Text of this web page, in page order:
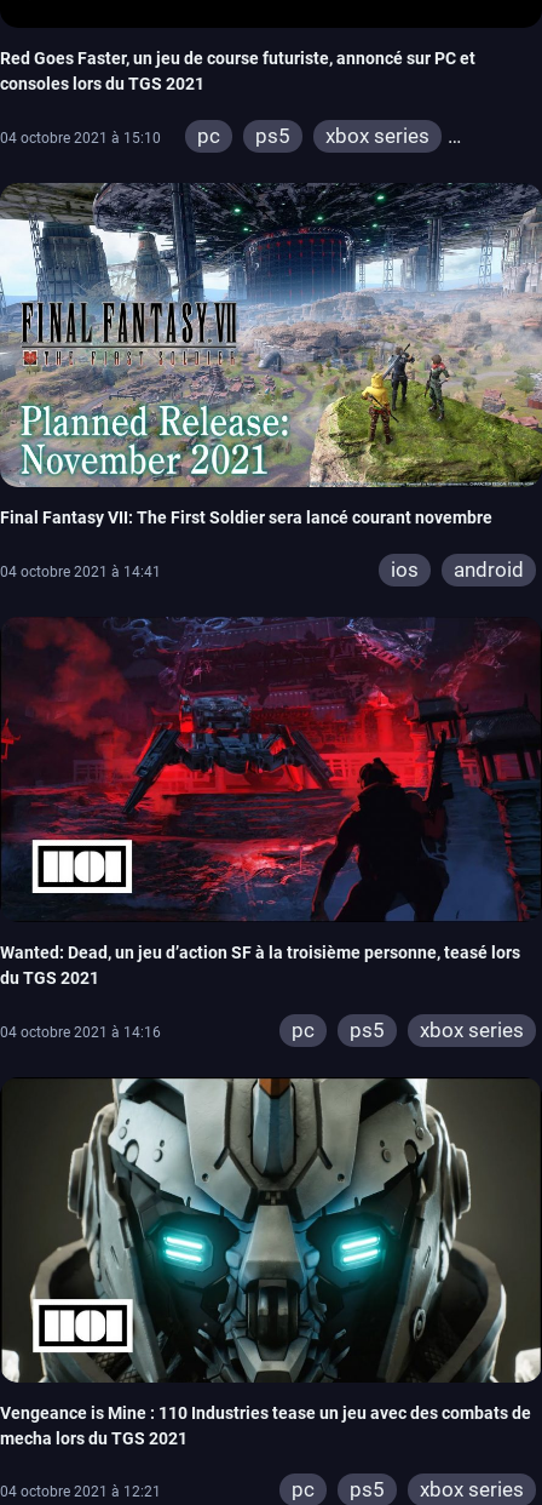
Red Goes Faster, un jeu de course futuriste, annoncé sur PC et
consoles lors du TGS 2021
04 octobre 2021 à 15:10 pc ps5
xbox series
Final Fantasy VII: The First Soldier sera lancé courant novembre
04 octobre 2021 à 14:41 ios android
Wanted: Dead, un jeu d’action SF à la troisième personne, teasé lors
du TGS 2021
04 octobre 2021 à 14:16 pc ps5 xbox series
Vengeance is Mine : 110 Industries tease un jeu avec des combats de
mecha lors du TGS 2021
04 octobre 2021 à 12:21 pc ps5 xbox series